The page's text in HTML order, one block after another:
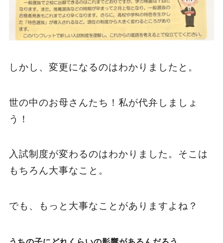
しかし、変更になるのはわかりましたと。
世の中のお母さんたち！私が代弁しましょ
う！
入試制度が変わるのはわかりました。そこは
もちろん大事なこと。
でも、もっと大事なことがありますよね？